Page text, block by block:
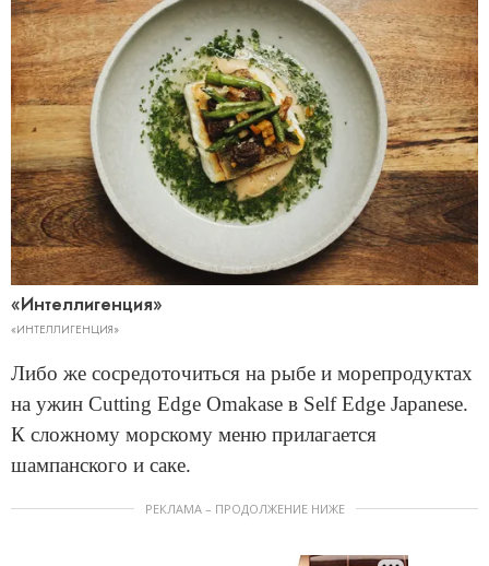
«Интеллигенция»
«ИНТЕЛЛИГЕНЦИЯ»
Либо же сосредоточиться на рыбе и морепродуктах
на ужин Cutting Edge Omakase в Self Edge Japanese.
К сложному морскому меню прилагается
шампанского и саке.
РЕКЛАМА – ПРОДОЛЖЕНИЕ НИЖЕ